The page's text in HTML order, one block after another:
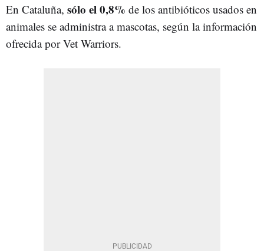
En Cataluña, sólo el 0,8% de los antibióticos usados en
animales se administra a mascotas, según la información
ofrecida por Vet Warriors.